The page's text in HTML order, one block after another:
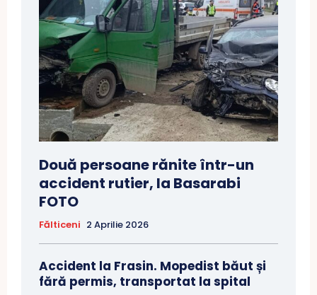
Două persoane rănite într-un
accident rutier, la Basarabi
FOTO
Fălticeni 2 Aprilie 2026
Accident la Frasin. Mopedist băut și
fără permis, transportat la spital